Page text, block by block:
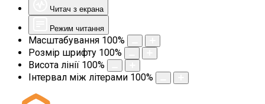
Читач з екрана
Режим читання
Масштабування 100%
Розмір шрифту 100%
Висота лінії 100%
Інтервал між літерами 100%